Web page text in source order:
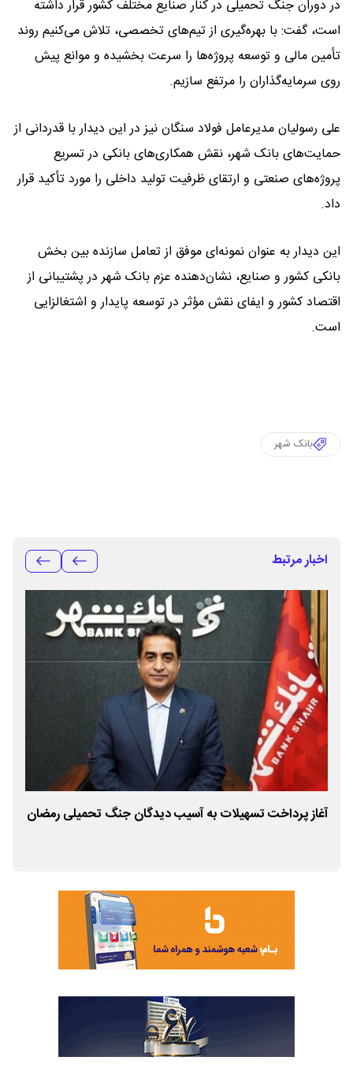
در دوران جنگ تحمیلی در کنار صنایع مختلف کشور قرار داشته
است، گفت: با بهره‌گیری از تیم‌های تخصصی، تلاش می‌کنیم روند
تأمین مالی و توسعه پروژه‌ها را سرعت بخشیده و موانع پیش
روی سرمایه‌گذاران را مرتفع سازیم.
علی رسولیان مدیرعامل فولاد سنگان نیز در این دیدار با قدردانی از
حمایت‌های بانک شهر، نقش همکاری‌های بانکی در تسریع
پروژه‌های صنعتی و ارتقای ظرفیت تولید داخلی را مورد تأکید قرار
داد.
این دیدار به عنوان نمونه‌ای موفق از تعامل سازنده بین بخش
بانکی کشور و صنایع، نشان‌دهنده عزم بانک شهر در پشتیبانی از
اقتصاد کشور و ایفای نقش مؤثر در توسعه پایدار و اشتغالزایی
است.
بانک شهر
اخبار مرتبط
آغاز پرداخت تسهیلات به آسیب دیدگان جنگ تحمیلی رمضان